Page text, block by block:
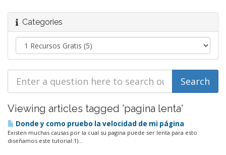
Categories
Viewing articles tagged 'pagina lenta'
Donde y como pruebo la velocidad de mi página
Existen muchas causas por la cual su pagina puede ser lenta para esto
diseñamos este tutorial:1)...